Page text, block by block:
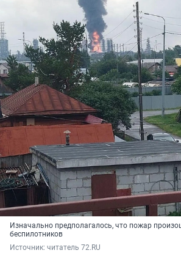
Изначально предполагалось, что пожар
беспилотников
Источник: читатель 72.RU